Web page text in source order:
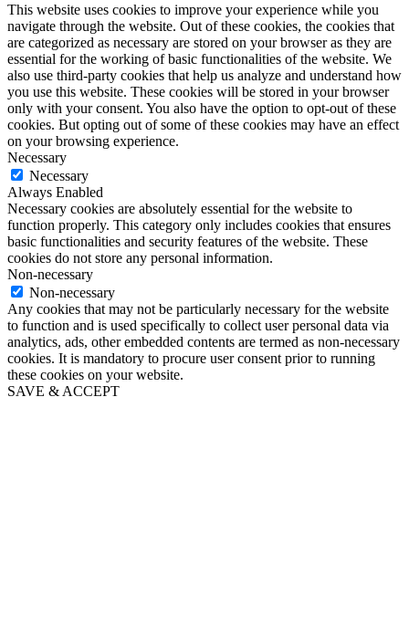
This website uses cookies to improve your experience while you
navigate through the website. Out of these cookies, the cookies that
are categorized as necessary are stored on your browser as they are
essential for the working of basic functionalities of the website. We
also use third-party cookies that help us analyze and understand how
you use this website. These cookies will be stored in your browser
only with your consent. You also have the option to opt-out of these
cookies. But opting out of some of these cookies may have an effect
on your browsing experience.
Necessary
Necessary
Always Enabled
Necessary cookies are absolutely essential for the website to
function properly. This category only includes cookies that ensures
basic functionalities and security features of the website. These
cookies do not store any personal information.
Non-necessary
Non-necessary
Any cookies that may not be particularly necessary for the website
to function and is used specifically to collect user personal data via
analytics, ads, other embedded contents are termed as non-necessary
cookies. It is mandatory to procure user consent prior to running
these cookies on your website.
SAVE & ACCEPT